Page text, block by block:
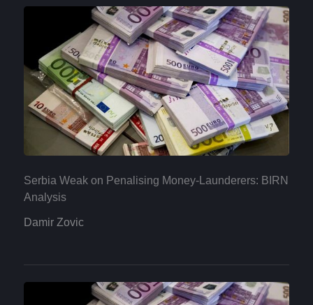
Serbia Weak on Penalising Money-Launderers: BIRN
Analysis
Damir Zovic